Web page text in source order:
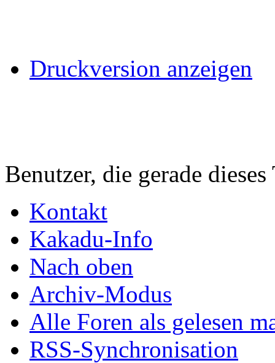
Druckversion anzeigen
Benutzer, die gerade
Kontakt
Kakadu-Info
Nach oben
Archiv-Modus
Alle Foren als gelesen
RSS-Synchronisation